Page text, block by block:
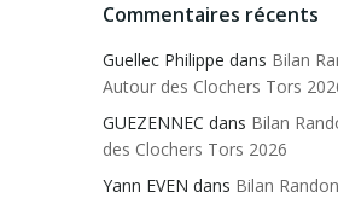
Commentaires récents
Guellec Philippe dans Bilan
Autour des Clochers Tors
GUEZENNEC dans Bilan
des Clochers Tors 2026
Yann EVEN dans Bilan